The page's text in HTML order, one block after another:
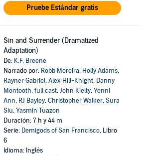
Pruebe Estándar gratis
Sin and Surrender (Dramatized
Adaptation)
De: K.F. Breene
Narrado por: Robb Moreira, Holly Adams,
Rayner Gabriel,Alex Hill-Knight, Danny
Montooth,full cast,John Kielty,Yenni
Ann, RJ Bayley,Christopher Walker,Sura
Siu,Yasmin Tuazon
Duración: 7 h y 44 m
Serie: Demigods of San Francisco, Libro
6
Idioma: Inglés